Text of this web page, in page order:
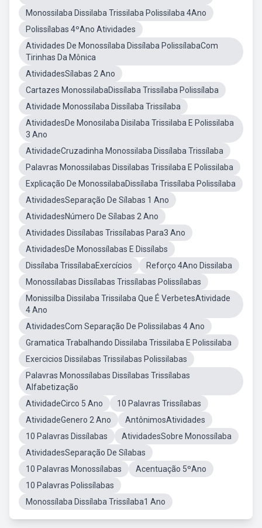
Monossilaba Dissilaba Trissilaba Polissilaba 4Ano
Polissílabas 4ºAno Atividades
Atividades De Monossílaba Dissílaba PolissílabaCom
Tirinhas Da Mônica
AtividadesSílabas 2 Ano
Cartazes MonossilabaDissílaba Trissílaba Polissílaba
Atividade Monossílaba Dissílaba Trissílaba
AtividadesDe Monosilaba Disilaba Trissilaba E Polissilaba
3 Ano
AtividadeCruzadinha Monossilaba Dissílaba Trissílaba
Palavras Monossilabas Dissilabas Trissilaba E Polissilaba
Explicação De MonossilabaDissílaba Trissílaba Polissílaba
AtividadesSeparação De Sílabas 1 Ano
AtividadesNúmero De Sílabas 2 Ano
Atividades Dissílabas Trissílabas Para3 Ano
AtividadesDe Monossílabas E Dissílabs
Dissílaba TrissílabaExercícios
Reforço 4Ano Dissilaba
Monossílabas Dissílabas Trissílabas Polissílabas
Monissilba Dissilaba Trissilaba Que É VerbetesAtividade
4 Ano
AtividadesCom Separação De Polissilabas 4 Ano
Gramatica Trabalhando Dissilaba Trissilaba E Polissilaba
Exercicios Dissilabas Trissilabas Polissilabas
Palavras Monossílabas Dissílabas Trissílabas
Alfabetização
AtividadeCirco 5 Ano
10 Palavras Trissílabas
AtividadeGenero 2 Ano
AntônimosAtividades
10 Palavras Dissílabas
AtividadesSobre Monossílaba
AtividadesSeparação De Sílabas
10 Palavras Monossílabas
Acentuação 5ºAno
10 Palavras Polissílabas
Monossílaba Dissílaba Trissílaba1 Ano